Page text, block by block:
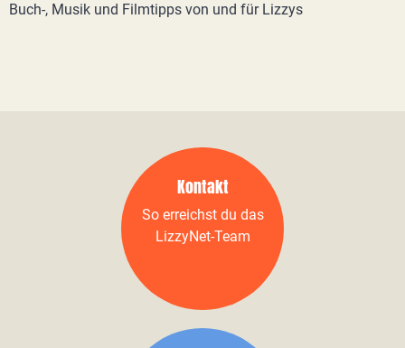
Buch-, Musik und Filmtipps von und für Lizzys
Kontakt
So erreichst du das
LizzyNet-Team